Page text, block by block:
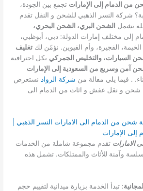
من الدمام إلى الإمارات تجمع بين الجودة،
شركة النسر الذهبي للشحن و النقل تقدم
تشمل الشحن البري، الشحن البحري،
إلى مختلف إمارات الدولة: دبي، أبوظبي،
الفجيرة، وأم القيوين. نؤمّن لكتغليف
السيارات، والتخليص الجمركي بكل احترافية
آمن وسريع من السعودية إلى الإمارات
. فيما يلي مقالة من شركة الرواد نستعرض
شحن و نقل عفش و اثاث من الدمام الى
شحن من الدمام الى الامارات النسر الذهبي |
الإمارات
الامارات تقدم مجموعة شاملة من الخدمات
وآمنة للأثاث والممتلكات. تشمل هذه
: تبدأ الخدمة بزيارة ميدانية لتقييم حجم